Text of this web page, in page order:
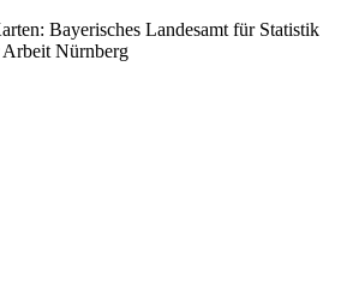
Bayerisches Landesamt für Statistik
Arbeit Nürnberg